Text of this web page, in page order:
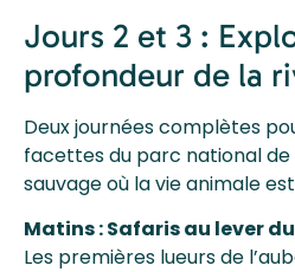
Jours 2 et 3 :
profondeur de la
Deux journées complètes
facettes du parc national
sauvage où la vie animale
Matins : Safaris au lever
Les premières lueurs de